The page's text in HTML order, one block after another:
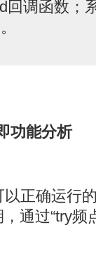
回调函数；
功能分析
正确运行
通过“try频